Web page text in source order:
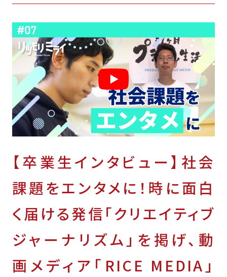
【卒業生インタビュー】社会
課題をエンタメに！時に面白
く届ける発信「クリエイティブ
ジャーナリズム」を掲げ、動
画メディア「RICE MEDIA」